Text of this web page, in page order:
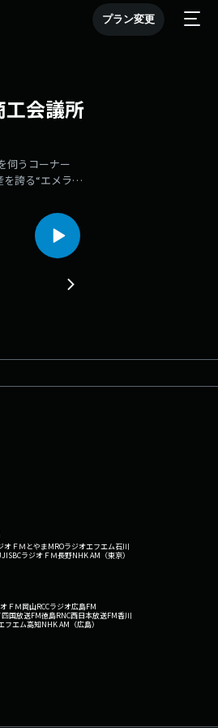
プラン変更
会議所
伺うコーナー
誇る“エメラル
「アイルランド
す。また3/15～
グリーン アイル
所の会頭・土屋
・公式ホームペ
オ ＦＭとやまMROラジオエフエム石川
SBCラジオ ＦＭ長野NHK AM（東京）
ＦＭ岡山RCCラジオ広島FM
四国放送FM徳島RNC西日本放送FM香川
フエム高知NHK AM（広島）